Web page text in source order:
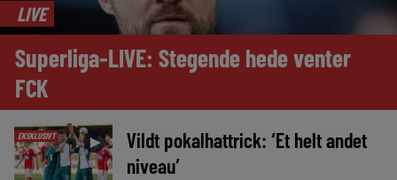
LIVE
Superliga-LIVE: Stegende hede venter
FCK
EKSKLUSIVT ►
Vildt pokalhattrick: ‘Et helt andet
niveau’